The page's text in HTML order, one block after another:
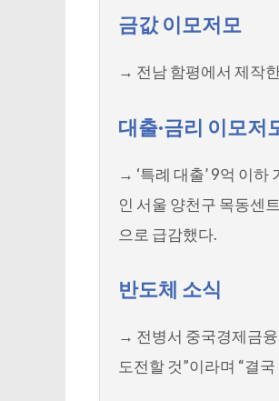
금값 이모저모
→ 전남 함평에서 제작
대출·금리 이모저
→ ‘특례 대출’ 9억 이
인 서울 양천구 목동센
으로 급감했다.
반도체 소식
→ 전병서 중국경제금
도전할 것”이라며 “결